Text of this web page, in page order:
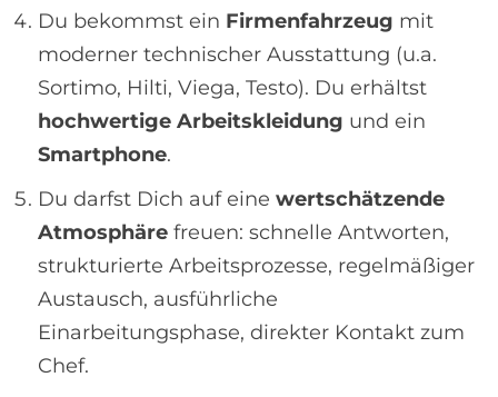
Du bekommst ein Firmenfahrzeug mit
moderner technischer Ausstattung (u.a.
Sortimo, Hilti, Viega, Testo). Du erhältst
hochwertige Arbeitskleidung und ein
Smartphone.
Du darfst Dich auf eine wertschätzende
Atmosphäre freuen: schnelle Antworten,
strukturierte Arbeitsprozesse, regelmäßiger
Austausch, ausführliche
Einarbeitungsphase, direkter Kontakt zum
Chef.